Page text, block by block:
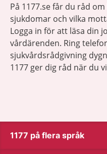
På 1177.se får du råd
sjukdomar och vilka
Logga in för att läsa din
vårdärenden. Ring
sjukvårdsrådgivning
1177 ger dig råd när du
1177 på flera språk